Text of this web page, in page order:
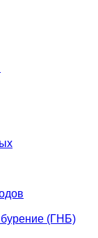
бурение (ГНБ)